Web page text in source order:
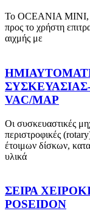
Το OCEANIA MINI,
προς το χρήστη
αιχμής με
VAC/MAP
Οι συσκευαστικές
περιστροφικές
έτοιμων δίσκων,
υλικά
ΣΕΙΡΑ
POSEIDON